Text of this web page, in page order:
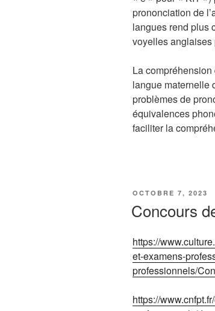
prononciation de
langues rend plus
voyelles anglaises
La
langue maternelle
problèmes de
équivalences
faciliter la
PUBLIÉ
OCTOBRE 7, 2023
Concours
https://
et-examens-
professionnels/
https://